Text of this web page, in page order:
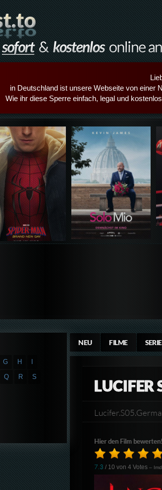
in Deutschland ist unsere Webseite von einer
Wie ihr diese Sperre einfach, legal und
Details,Play Details,Play
NEU FILME
LUCIFER
Hier den Film bewerten!
7.3 / 10 von4 Votes –
G H
Q R
S